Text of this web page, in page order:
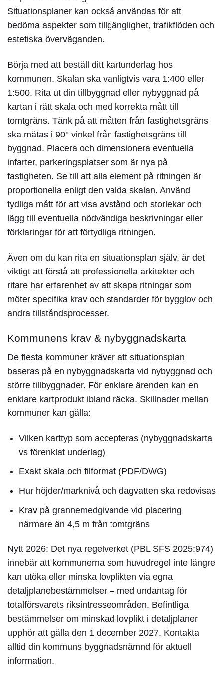
Situationsplaner kan också användas för att
bedöma aspekter som tillgänglighet, trafikflöden och
estetiska överväganden.
Börja med att beställ ditt kartunderlag hos
kommunen. Skalan ska vanligtvis vara 1:400 eller
1:500. Rita ut din tillbyggnad eller nybyggnad på
kartan i rätt skala och med korrekta mått till
tomtgräns. Tänk på att måtten från fastighetsgräns
ska mätas i 90° vinkel från fastighetsgräns till
byggnad. Placera och dimensionera eventuella
infarter, parkeringsplatser som är nya på
fastigheten. Se till att alla element på ritningen är
proportionella enligt den valda skalan. Använd
tydliga mått för att visa avstånd och storlekar och
lägg till eventuella nödvändiga beskrivningar eller
förklaringar för att förtydliga ritningen.
Även om du kan rita en situationsplan själv, är det
viktigt att förstå att professionella arkitekter och
ritare har erfarenhet av att skapa ritningar som
möter specifika krav och standarder för bygglov och
andra tillståndsprocesser.
Kommunens krav & nybyggnadskarta
De flesta kommuner kräver att situationsplan
baseras på en nybyggnadskarta vid nybyggnad och
större tillbyggnader. För enklare ärenden kan en
enklare kartprodukt ibland räcka. Skillnader mellan
kommuner kan gälla:
Vilken karttyp som accepteras (nybyggnadskarta
vs förenklat underlag)
Exakt skalaoch filformat (PDF/DWG)
Hur höjder/marknivåoch dagvatten ska redovisas
Krav på grannemedgivandevid placering
närmare än 4,5 m från tomtgräns
Nytt 2026: Det nya regelverket (PBL SFS 2025:974)
innebär att kommunerna som huvudregel inte längre
kan utöka eller minska lovplikten via egna
detaljplanebestämmelser – med undantag för
totalförsvarets riksintresseområden. Befintliga
bestämmelser om minskad lovplikt i detaljplaner
upphör att gälla den 1 december 2027. Kontakta
alltid din kommuns byggnadsnämnd för aktuell
information.